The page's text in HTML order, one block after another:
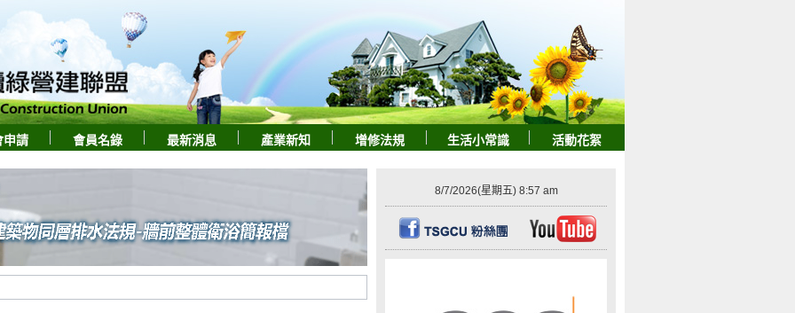
申請 會員名錄 最新消息 產業新知 增修法規 生活小常識 活動花絮
8/7/2026(星期五) 8:57 am